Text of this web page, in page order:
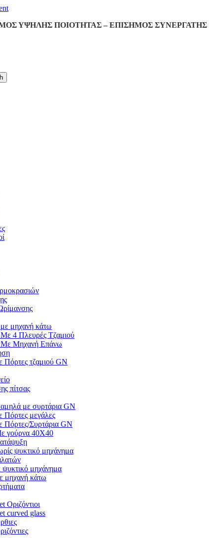
ΥΨΗΛΗΣ ΠΟΙΟΤΗΤΑΣ – ΕΠΙΣΗΜΟΣ ΣΥΝΕΡΓΑΤΗΣ
μηχανή κάτω
Με 4 Πλευρές Τζαμιού
Με Μηχανή Επάνω
Πόρτες τζαμιού GN
πίτσας
με συρτάρια GN
Πόρτες μεγάλες
Πόρτες/Συρτάρια GN
γούρνα 40Χ40
ψυκτικό μηχάνημα
ψυκτικό μηχάνημα
μηχανή κάτω
Οριζόντιοι
curved glass